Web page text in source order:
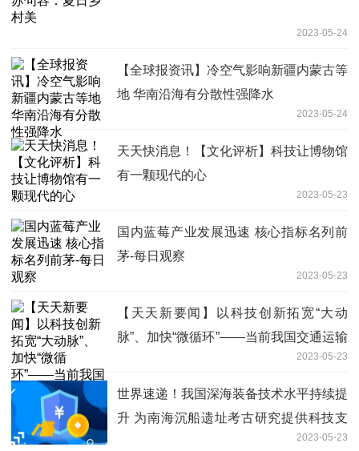
2023-05-24
【全球报资讯】冷空气影响新疆内蒙古等
地 华南沿海有分散性强降水
2023-05-24
天天快消息！【文化评析】科技让博物馆
有一颗现代的心
2023-05-23
国内蓝莓产业发展迅速 核心指标名列前
茅-每日观察
2023-05-23
【天天新要闻】以科技创新拓宽“大动
脉”、加快“微循环”——当前我国交通运输
2023-05-23
世界速递！我国深海装备技术水平持续提
升 为南海沉船遗址考古研究提供科技支
2023-05-23